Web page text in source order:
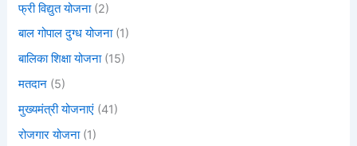
फ्री विद्युत योजना(2)
बाल गोपाल दुग्ध योजना(1)
बालिका शिक्षा योजना(15)
मतदान (5)
मुख्यमंत्री योजनाएं (41)
रोजगार योजना(1)